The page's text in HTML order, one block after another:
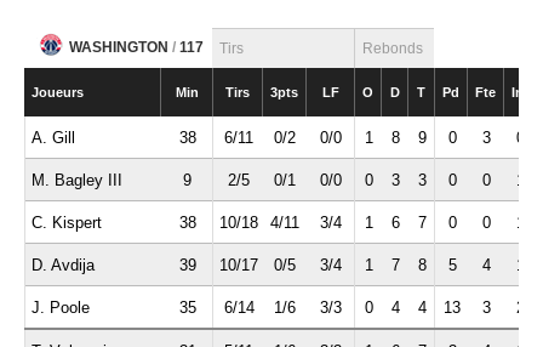
WASHINGTON / 117 Tirs Rebonds
Joueurs Min Tirs 3pts LF O D T Pd Fte Int
A. Gill 38 6/11 0/2 0/0 1 8 9 0 3 0
M. Bagley III 9 2/5 0/1 0/0 0 3 3 0 0 1
C. Kispert 38 10/18 4/11 3/4 1 6 7 0 0 1
D. Avdija 39 10/17 0/5 3/4 1 7 8 5 4 1
J. Poole 35 6/14 1/6 3/3 0 4 4 13 3 2